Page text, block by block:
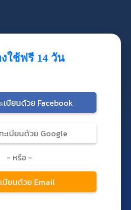
ใช้ฟรี 14 วัน